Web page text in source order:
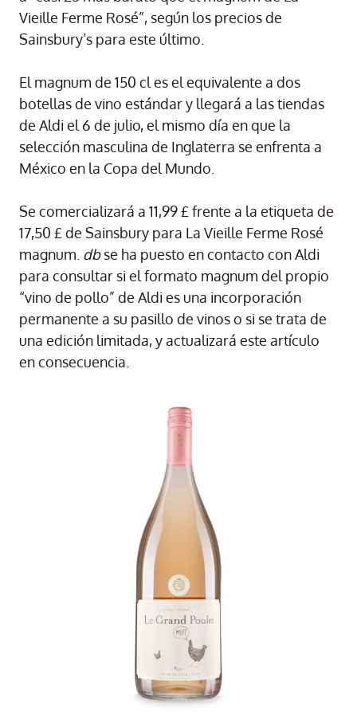
Vieille Ferme Rosé”, según los precios de
Sainsbury’s para este último.
El magnum de 150 cl es el equivalente a dos
botellas de vino estándar y llegará a las tiendas
de Aldi el 6 de julio, el mismo día en que la
selección masculina de Inglaterra se enfrenta a
México en la Copa del Mundo.
Se comercializará a 11,99 £ frente a la etiqueta de
17,50 £ de Sainsbury para La Vieille Ferme Rosé
magnum. dbse ha puesto en contacto con Aldi
para consultar si el formato magnum del propio
“vino de pollo” de Aldi es una incorporación
permanente a su pasillo de vinos o si se trata de
una edición limitada, y actualizará este artículo
en consecuencia.